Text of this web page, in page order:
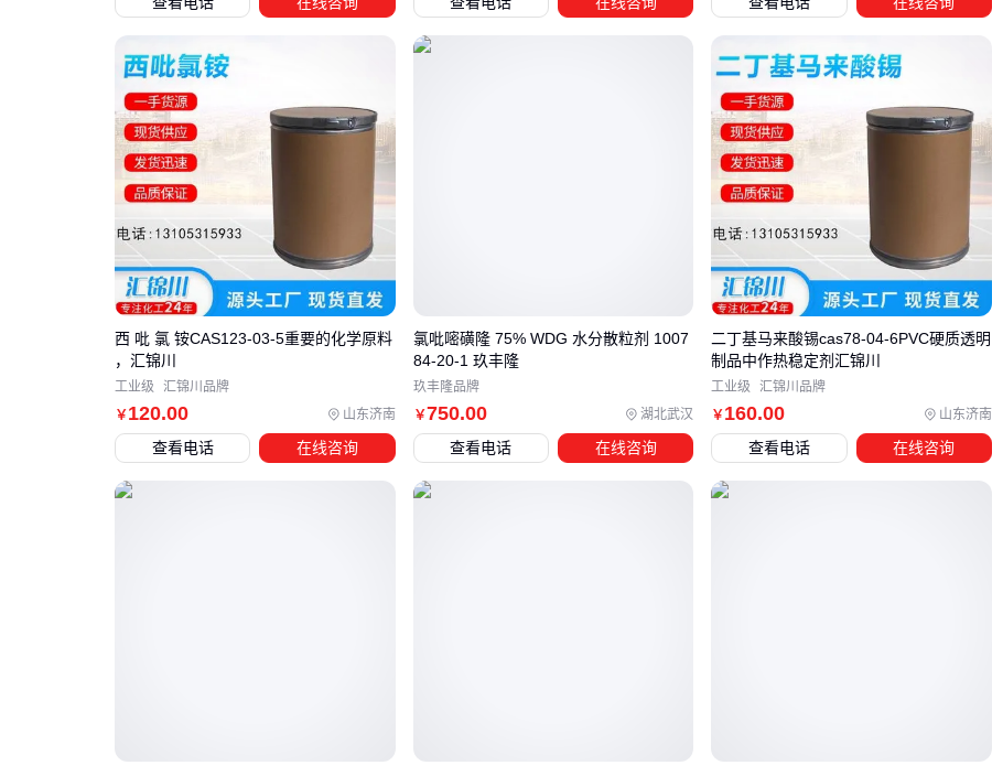
稗草、莎草等顽固杂草。
五氟磺草胺：成本较低，但对多年生杂草效果有限
：对稗草特效，但易伤及水稻幼苗
：安全性高，但对阔叶杂草效果弱
选择时需重点考虑田间杂草种群构成。若以抗性稗草为主，双
草醚十吡嘧磺隆的协同作用能突破抗性屏障；若杂草谱复杂但
可能更经济。值得注意的是，价格
差异往往反映成分特性和防治谱宽度，而非单纯性价比。
直播田与移栽田的用药窗口期差异也会影响选择。移栽田推荐
使用双草醚十吡嘧磺隆这类复配剂，因其对已扎根杂草的铲除
效果更彻底；直播田则可优先考虑对幼苗更安全的单剂方案。
最终决策还需结合施药设备条件。双草醚十吡嘧磺隆对雾化均
匀度要求较高，若设备达不到标准，反而可能降低药效或增加
￥ 120.00 山东济南
西 吡 氯 铵CAS123-03-5重要的化学原料
，汇锦川
工业级 汇锦川品牌
查看电话 在线咨询
￥750.00 湖北武汉
氯吡嘧磺隆 75% WDG 水分散粒剂 1007
84-20-1 玖丰隆
玖丰隆品牌
查看电话 在线咨询
￥ 160.00 山东济南
二丁基马来酸锡cas78-04-6PVC硬质透明
制品中作热稳定剂汇锦川
工业级 汇锦川品牌
查看电话 在线咨询